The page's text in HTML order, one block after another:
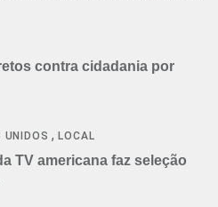
contra cidadania por
UNIDOS ,LOCAL
TV americana faz seleção